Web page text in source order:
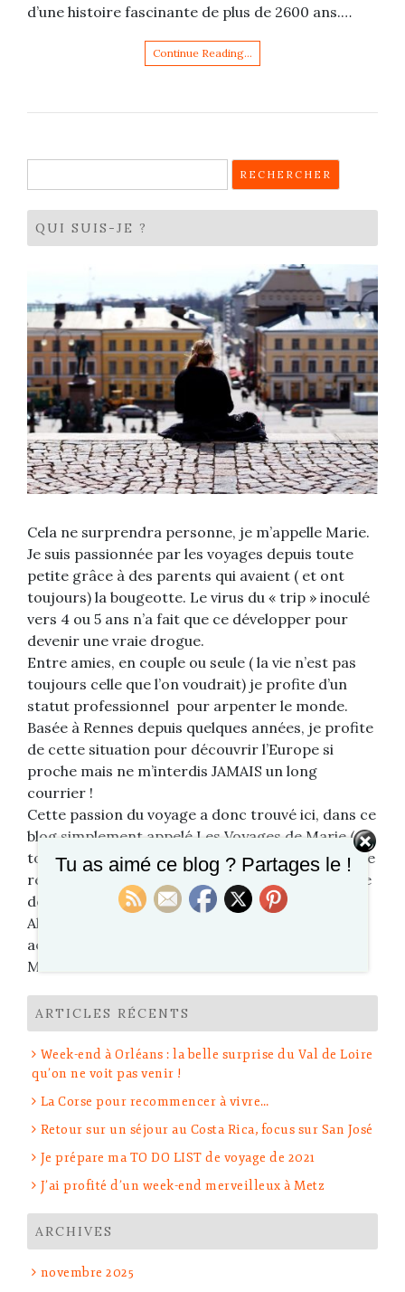
d’une histoire fascinante de plus de 2600 ans.…
Continue Reading…
QUI SUIS-JE ?
Cela ne surprendra personne, je m’appelle Marie.
Je suis passionnée par les voyages depuis toute
petite grâce à des parents qui avaient ( et ont
toujours) la bougeotte. Le virus du « trip » inoculé
vers 4 ou 5 ans n’a fait que ce développer pour
devenir une vraie drogue.
Entre amies, en couple ou seule ( la vie n’est pas
toujours celle que l’on voudrait) je profite d’un
statut professionnel pour arpenter le monde.
Basée à Rennes depuis quelques années, je profite
de cette situation pour découvrir l’Europe si
proche mais ne m’interdis JAMAIS un long
courrier !
Cette passion du voyage a donc trouvé ici, dans ce
blog simplement appelé Les Voyages de Marie ( en
toute modestie hein ?) un terrain de partage et de
rencontre, ce qui me semble être l’essence même
de ma passion.
Alors à bientôt ici ou dans un avion, un train, un
aéroport, un hôtel ou une plage…
Marie
ARTICLES RÉCENTS
Week-end à Orléans : la belle surprise du Val de Loire
qu’on ne voit pas venir !
La Corse pour recommencer à vivre…
Retour sur un séjour au Costa Rica, focus sur San José
Je prépare ma TO DO LIST de voyage de 2021
J’ai profité d’un week-end merveilleux à Metz
ARCHIVES
novembre 2025
Tu as aimé ce blog ? Partages le !